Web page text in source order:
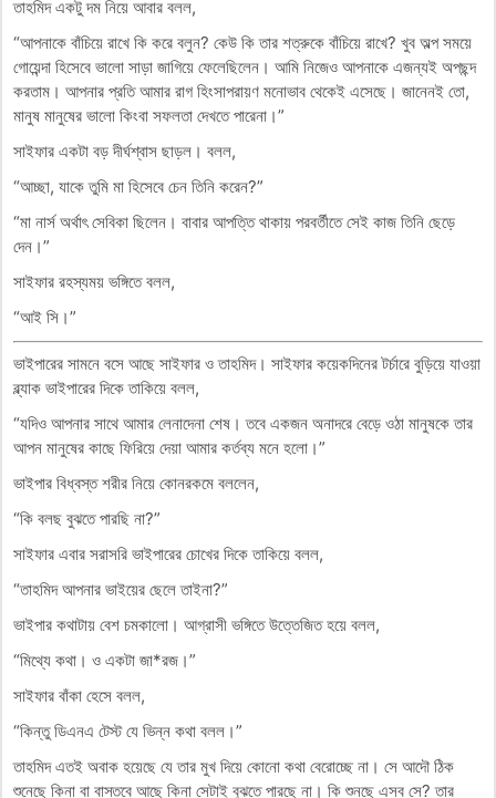
তাহমিদ একটু দম নিয়ে আবার বলল,
“আপনাকে বাঁচিয়ে রাখে কি করে বলুন? কেউ কি তার শত্রুকে বাঁচিয়ে রাখে? খুব অল্প সময়ে
গোয়েন্দা হিসেবে ভালো সাড়া জাগিয়ে ফেলেছিলেন। আমি নিজেও আপনাকে এজন্যই অপছন্দ
করতাম। আপনার প্রতি আমার রাগ হিংসাপরায়ণ মনোভাব থেকেই এসেছে। জানেনই তো,
মানুষ মানুষের ভালো কিংবা সফলতা দেখতে পারেনা।”
সাইফার একটা বড় দীর্ঘশ্বাস ছাড়ল। বলল,
“আচ্ছা, যাকে তুমি মা হিসেবে চেন তিনি করেন?”
“মা নার্স অর্থাৎ সেবিকা ছিলেন। বাবার আপত্তি থাকায় পরবর্তীতে সেই কাজ তিনি ছেড়ে
দেন।”
সাইফার রহস্যময় ভঙ্গিতে বলল,
“আই সি।”
ভাইপারের সামনে বসে আছে সাইফার ও তাহমিদ। সাইফার কয়েকদিনের টর্চারে বুড়িয়ে যাওয়া
ব্ল্যাক ভাইপারের দিকে তাকিয়ে বলল,
“যদিও আপনার সাথে আমার লেনাদেনা শেষ। তবে একজন অনাদরে বেড়ে ওঠা মানুষকে তার
আপন মানুষের কাছে ফিরিয়ে দেয়া আমার কর্তব্য মনে হলো।”
ভাইপার বিধ্বস্ত শরীর নিয়ে কোনরকমে বললেন,
“কি বলছ বুঝতে পারছি না?”
সাইফার এবার সরাসরি ভাইপারের চোখের দিকে তাকিয়ে বলল,
“তাহমিদ আপনার ভাইয়ের ছেলে তাইনা?”
ভাইপার কথাটায় বেশ চমকালো। আগ্রাসী ভঙ্গিতে উত্তেজিত হয়ে বলল,
“মিথ্যে কথা। ও একটা জা*রজ।”
সাইফার বাঁকা হেসে বলল,
“কিন্তু ডিএনএ টেস্ট যে ভিন্ন কথা বলল।”
তাহমিদ এতই অবাক হয়েছে যে তার মুখ দিয়ে কোনো কথা বেরোচ্ছে না। সে আদৌ ঠিক
শুনেছে কিনা বা বাস্তবে আছে কিনা সেটাই বুঝতে পারছে না। কি শুনছে এসব সে? তার